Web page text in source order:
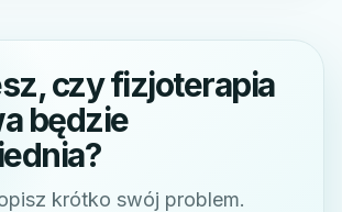
czy fizjoterapia
będzie
krótko swój problem.